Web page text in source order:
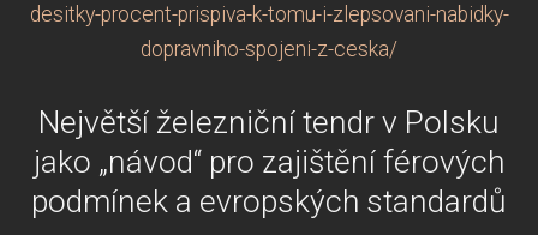
desitky-procent-prispiva-k-tomu-i-zlepsovani-nabidky-
dopravniho-spojeni-z-ceska/
Největší železniční tendr v Polsku
jako „návod“ pro zajištění férových
podmínek a evropských standardů